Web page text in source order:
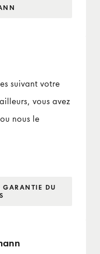
suivant votre
vous avez
nous le
GARANTIE DU